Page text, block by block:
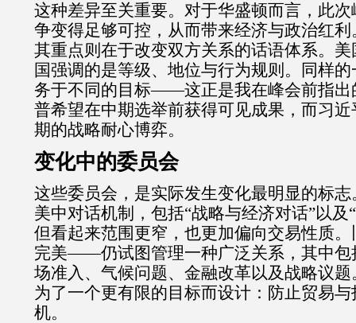
这种差异至关重要。对于华盛顿而言，此
争变得足够可控，从而带来经济与政治红
其重点则在于改变双方关系的话语体系。
国强调的是等级、地位与行为规则。同样
务于不同的目标——这正是我在峰会前指
普希望在中期选举前获得可见成果，而习
期的战略耐心博弈。
变化中的委员会
这些委员会，是实际发生变化最明显的标
美中对话机制，包括“战略与经济对话”以及 “
但看起来范围更窄，也更加偏向交易性质。
完美——仍试图管理一种广泛关系，其中
场准入、气候问题、金融改革以及战略议
为了一个更有限的目标而设计：防止贸易
机。